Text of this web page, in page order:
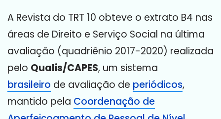
A Revista do TRT 10 obteve o extrato B4 nas
áreas de Direito e Serviço Social na última
avaliação (quadriênio 2017-2020) realizada
pelo Qualis/CAPES, um sistema
brasileiro de avaliação de periódicos,
mantido pela Coordenação de